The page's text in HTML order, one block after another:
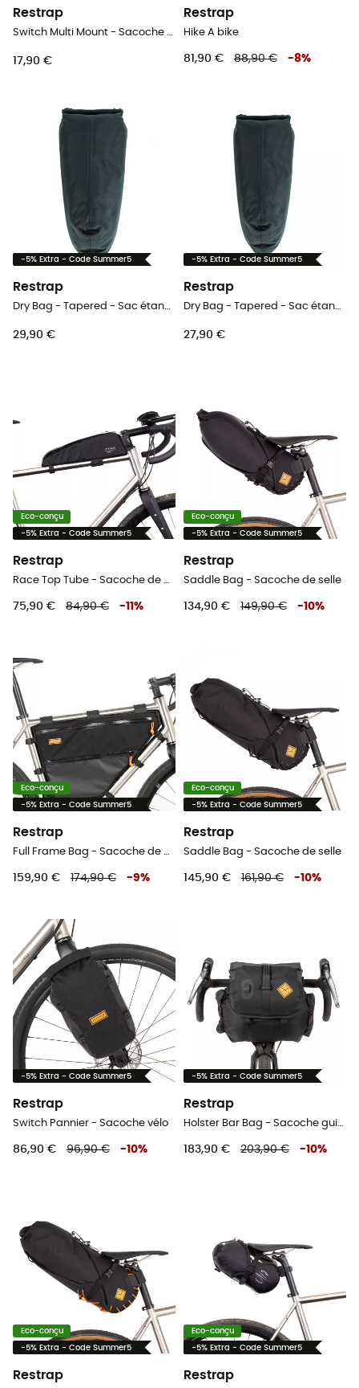
Restrap
Switch Multi Mount - Sacoche vélo
17,90 €
Restrap
Hike A bike
81,90 € 88,90 € -8%
-5% Extra - Code Summer5
Restrap
Dry Bag - Tapered - Sac étanche
29,90 €
-5% Extra - Code Summer5
Restrap
Dry Bag - Tapered - Sac étanche
27,90 €
Eco-conçu
-5% Extra - Code Summer5
Restrap
Race Top Tube - Sacoche de cadre vélo
75,90 € 84,90 € -11 %
Eco-conçu
-5% Extra - Code Summer5
Restrap
Saddle Bag - Sacoche de selle
134,90 € 149,90 € -10%
Eco-conçu
-5% Extra - Code Summer5
Restrap
Full Frame Bag - Sacoche de cadre vélo
159,90 € 174,90 € -9%
Eco-conçu
-5% Extra - Code Summer5
Restrap
Saddle Bag - Sacoche de selle
145,90 € 161,90 € -10%
-5% Extra - Code Summer5
Restrap
Switch Pannier - Sacoche vélo
86,90 € 96,90 € -10%
-5% Extra - Code Summer5
Restrap
Holster Bar Bag - Sacoche guidon vélo
183,90 € 203,90 € -10%
Eco-conçu
-5% Extra - Code Summer5
Restrap
Eco-conçu
-5% Extra - Code Summer5
Restrap